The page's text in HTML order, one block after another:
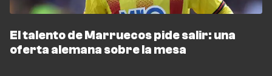
El talento de Marruecos pide salir: una
oferta alemana sobre la mesa